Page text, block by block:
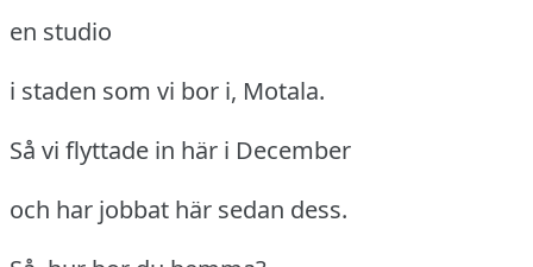
en studio
i staden som vi bor i, Motala.
Så vi flyttade in här i December
och har jobbat här sedan dess.